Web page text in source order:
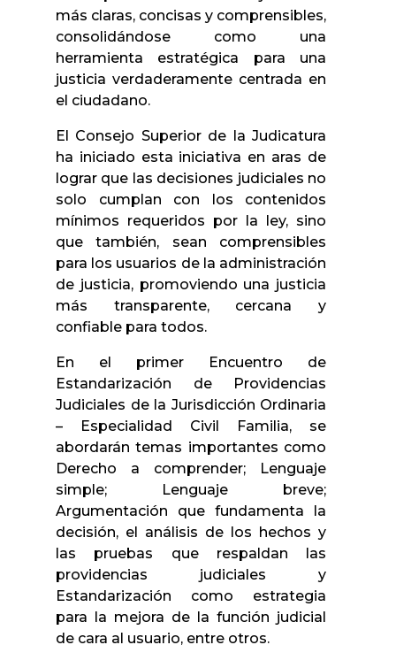
más claras, concisas y comprensibles,
consolidándose como una
herramienta estratégica para una
justicia verdaderamente centrada en
el ciudadano.
El Consejo Superior de la Judicatura
ha iniciado esta iniciativa en aras de
lograr que las decisiones judiciales no
solo cumplan con los contenidos
mínimos requeridos por la ley, sino
que también, sean comprensibles
para los usuarios de la administración
de justicia, promoviendo una justicia
más transparente, cercana y
confiable para todos.
En el primer Encuentro de
Estandarización de Providencias
Judiciales de la Jurisdicción Ordinaria
– Especialidad Civil Familia, se
abordarán temas importantes como
Derecho a comprender; Lenguaje
simple; Lenguaje breve;
Argumentación que fundamenta la
decisión, el análisis de los hechos y
las pruebas que respaldan las
providencias judiciales y
Estandarización como estrategia
para la mejora de la función judicial
de cara al usuario, entre otros.